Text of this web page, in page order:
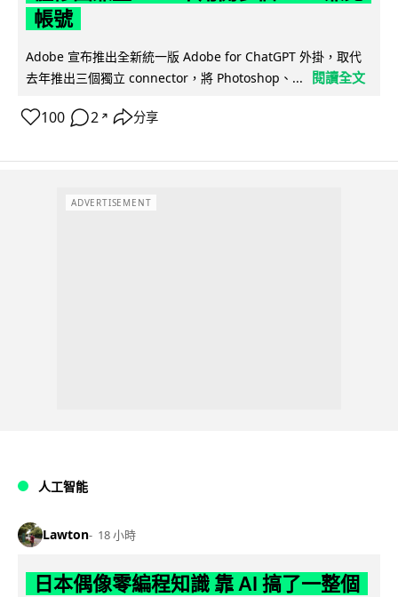
帳號
Adobe 宣布推出全新統一版 Adobe for ChatGPT 外掛，取代
去年推出三個獨立 connector，將 Photoshop、...
閱讀全文
100 2 ↗ 分享
ADVERTISEMENT
人工智能
Lawton 18 小時
日本偶像零編程知識 靠 AI 搞了一整個